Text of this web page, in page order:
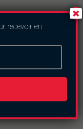
recevoir en